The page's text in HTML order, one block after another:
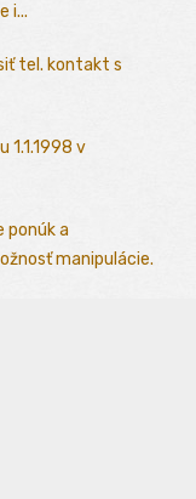
i...
tel. kontakt s
1.1.1998 v
ponúk a
manipulácie.